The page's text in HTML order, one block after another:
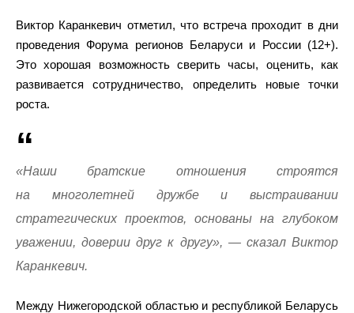
Виктор Каранкевич отметил, что встреча проходит в дни
проведения Форума регионов Беларуси и России (12+).
Это хорошая возможность сверить часы, оценить, как
развивается сотрудничество, определить новые точки
роста.
«Наши братские отношения строятся
на многолетней дружбе и выстраивании
стратегических проектов, основаны на глубоком
уважении, доверии друг к другу», — сказал Виктор
Каранкевич.
Между Нижегородской областью и республикой Беларусь